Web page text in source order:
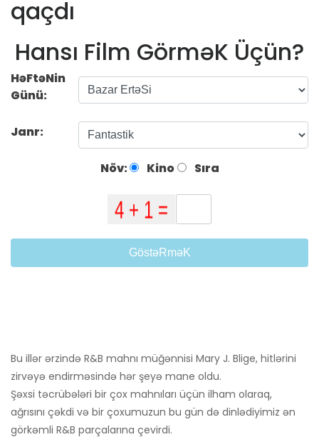
qaçdı
Hansı Film GörməK Üçün?
HəFtəNin
Günü:
Janr:
Növ: Kino Sıra
GöstəRməK
Bu illər ərzində R&B mahnı müğənnisi Mary J. Blige, hitlərini
zirvəyə endirməsində hər şeyə mane oldu.
Şəxsi təcrübələri bir çox mahnıları üçün ilham olaraq,
ağrısını çəkdi və bir çoxumuzun bu gün də dinlədiyimiz ən
görkəmli R&B parçalarına çevirdi.